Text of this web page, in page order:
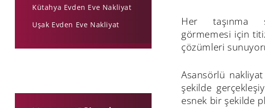
Her taşınma
görmemesi için
çözümleri
Asansörlü
şekilde
esnek bir şekilde
Kütahya Evden Eve Nakliyat
Uşak Evden Eve Nakliyat